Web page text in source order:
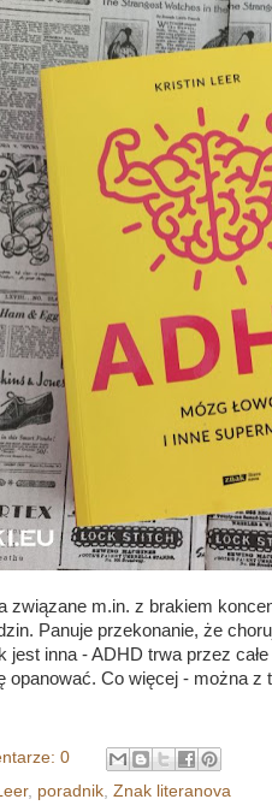
związane m.in. z brakiem
Panuje przekonanie, że
jest inna - ADHD trwa przez
opanować. Co więcej - można
0
, poradnik Znak literanova